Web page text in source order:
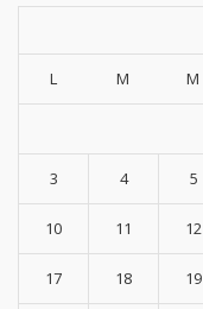
L M M
3 4 5
10 11 12
17 18 19